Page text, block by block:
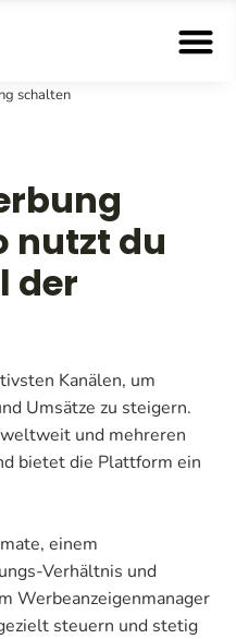
schalten
nutzt du
der
Kanälen, um
Umsätze zu steigern.
und mehreren
bietet die Plattform ein
einem
Verhältnis und
Werbeanzeigenmanager
steuern und stetig